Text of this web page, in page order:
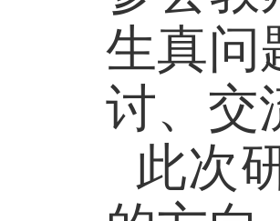
与核
参会
生真